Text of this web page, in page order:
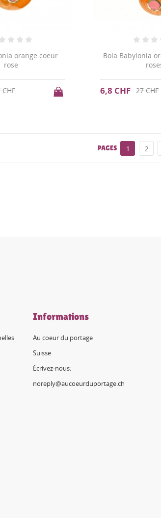
orange coeur
rose
CHF
Bola Babylonia
6,8 CHF 27 CHF
PAGES 1 2
Informations
Au coeur du portage
Suisse
Écrivez-nous:
noreply@aucoeurduportage.ch